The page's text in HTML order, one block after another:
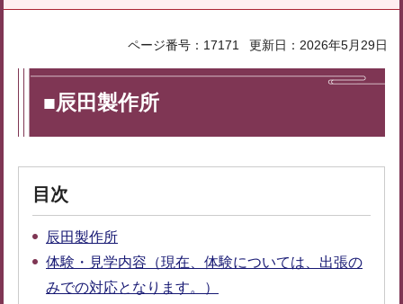
ページ番号：17171 更新日：2026年5月29日
■辰田製作所
目次
辰田製作所
体験・見学内容（現在、体験については、出張の
みでの対応となります。）